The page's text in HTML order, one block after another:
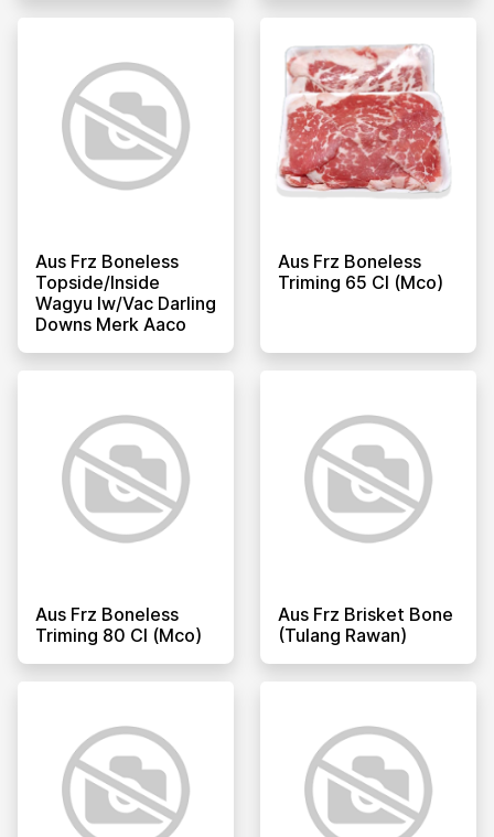
Aus Frz Boneless
Topside/inside
Wagyu Iw/vac Darling
Downs Merk Aaco
Aus Frz Boneless
Triming 65 Cl (mco)
Aus Frz Boneless
Triming 80 Cl (mco)
Aus Frz Brisket Bone
(tulang Rawan)